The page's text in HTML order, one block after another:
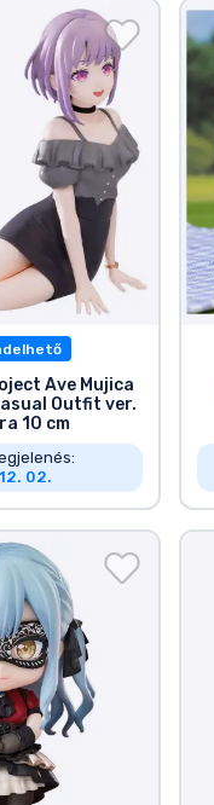
Ave Mujica
Outfit ver.
10 cm
02.